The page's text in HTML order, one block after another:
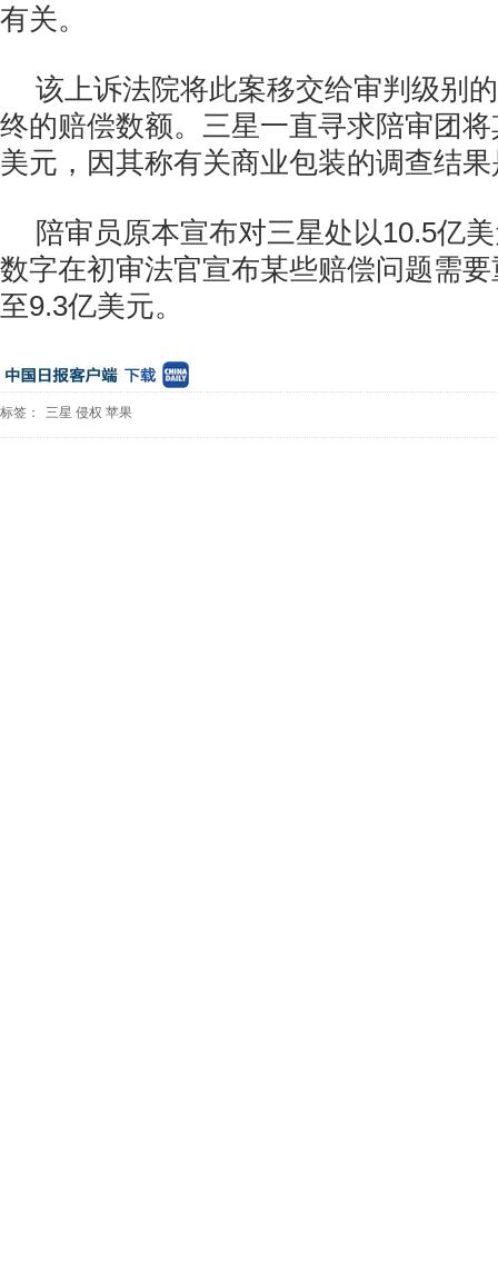
有关。
该上诉法院将此案移交给审判级别
终的赔偿数额。三星一直寻求陪审团
美元，因其称有关商业包装的调查结
陪审员原本宣布对三星处以10.5亿
数字在初审法官宣布某些赔偿问题需
至9.3亿美元。
标签： 三星 侵权 苹果